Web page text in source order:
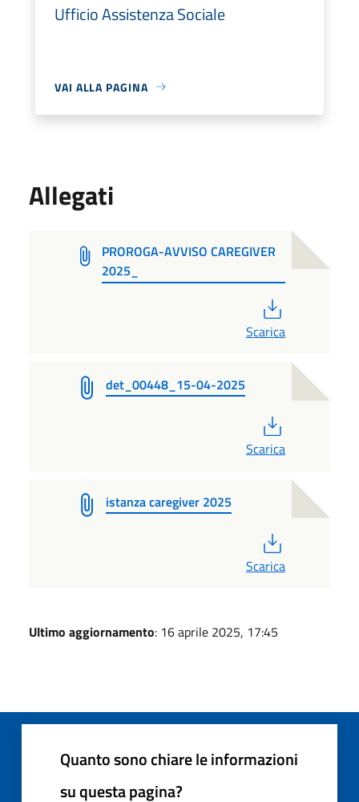
Ufficio Assistenza Sociale
VAI ALLA PAGINA
Allegati
PROROGA-AVVISO CAREGIVER
2025_
Scarica
det_00448_15-04-2025
Scarica
istanza caregiver 2025
Scarica
Ultimo aggiornamento: 16 aprile 2025, 17:45
Quanto sono chiare le informazioni
su questa pagina?